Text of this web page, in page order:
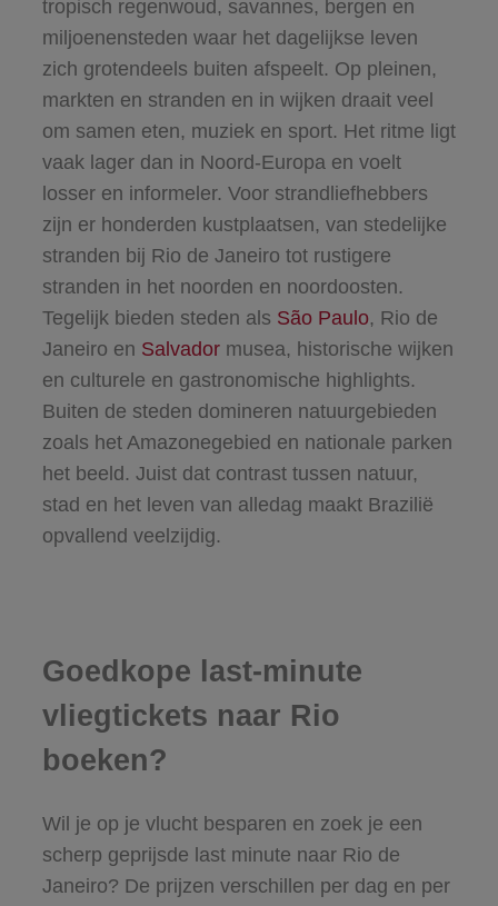
tropisch regenwoud, savannes, bergen en
miljoenensteden waar het dagelijkse leven
zich grotendeels buiten afspeelt. Op pleinen,
markten en stranden en in wijken draait veel
om samen eten, muziek en sport. Het ritme ligt
vaak lager dan in Noord-Europa en voelt
losser en informeler. Voor strandliefhebbers
zijn er honderden kustplaatsen, van stedelijke
stranden bij Rio de Janeiro tot rustigere
stranden in het noorden en noordoosten.
Tegelijk bieden steden als São Paulo, Rio de
Janeiro en Salvadormusea, historische wijken
en culturele en gastronomische highlights.
Buiten de steden domineren natuurgebieden
zoals het Amazonegebied en nationale parken
het beeld. Juist dat contrast tussen natuur,
stad en het leven van alledag maakt Brazilië
opvallend veelzijdig.
Goedkope last-minute
vliegtickets naar Rio
boeken?
Wil je op je vlucht besparen en zoek je een
scherp geprijsde last minute naar Rio de
Janeiro? De prijzen verschillen per dag en per